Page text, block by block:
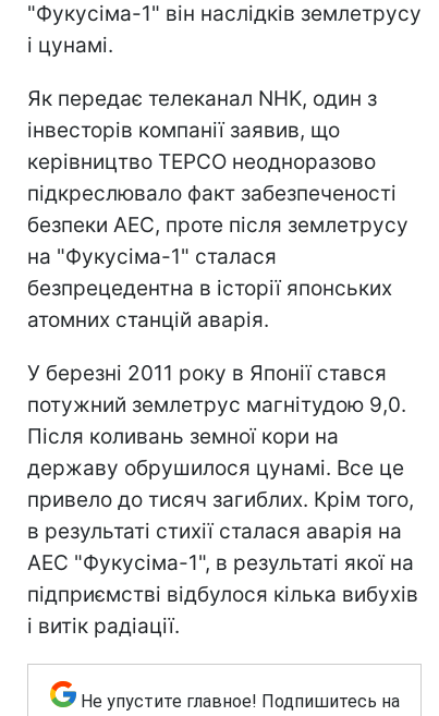
"Фукусіма-1" він наслідків землетрусу
і цунамі.
Як передає телеканал NHK, один з
інвесторів компанії заявив, що
керівництво TEPCO неодноразово
підкреслювало факт забезпеченості
безпеки АЕС, проте після землетрусу
на "Фукусіма-1" сталася
безпрецедентна в історії японських
атомних станцій аварія.
У березні 2011 року в Японії стався
потужний землетрус магнітудою 9,0.
Після коливань земної кори на
державу обрушилося цунамі. Все це
привело до тисяч загиблих. Крім того,
в результаті стихії сталася аварія на
АЕС "Фукусіма-1", в результаті якої на
підприємстві відбулося кілька вибухів
і витік радіації.
Не упустите главное! Подпишитесь на